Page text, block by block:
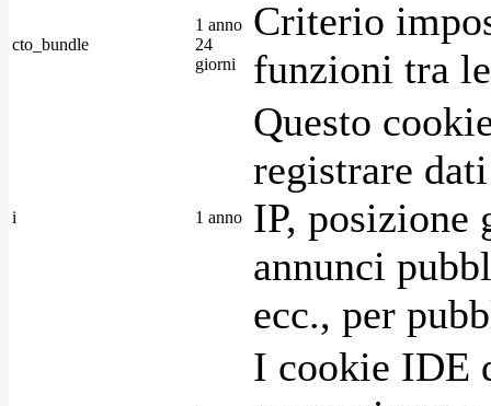
cto_bundle
1 anno
24
giorni
Criterio
funzioni tra
i 1 anno
Questo
registrare
IP, posizione
annunci
ecc., per
I cookie IDE